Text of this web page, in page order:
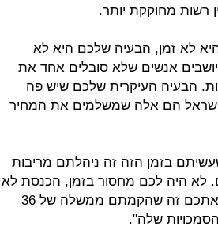
רשות מחוקקת יותר.
לא זמן, הבעיה שלכם היא לא
אנשים שלא סובלים אחד את
הבעיה העיקרית שלכם שיש פה
ישראל הם אלה שמשלמים את המחיר
בזמן הזה זה ניהלתם מריבות
לא היה לכם מחסור בזמן, הכנסת לא
עיכבה אתכם דקה אחת. הדבר היחיד שעיכב אתכם זה שהקמתם ממשלה של 36